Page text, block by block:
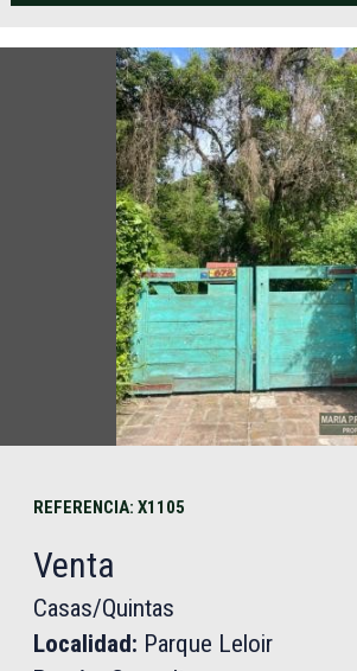
REFERENCIA: X1105
Venta
Casas/Quintas
Localidad: Parque Leloir